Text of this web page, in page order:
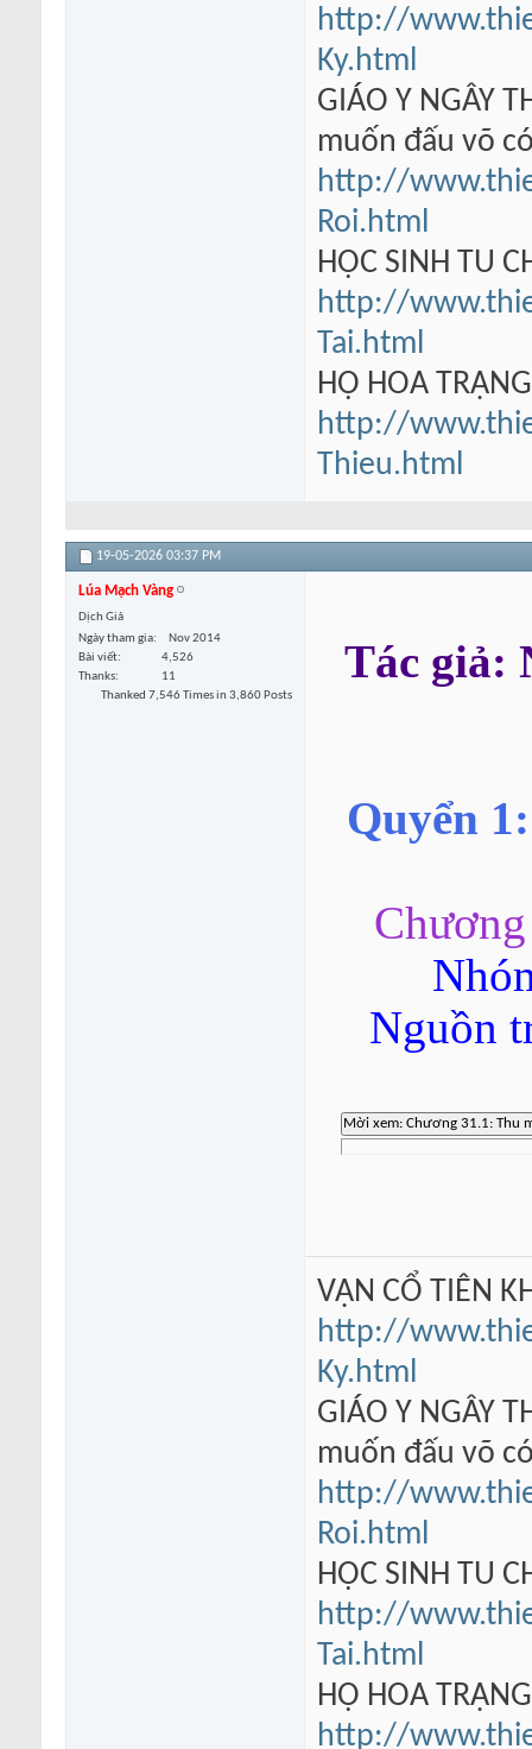
http://
Ky.html
GIÁO Y NGÂY
muốn đấu võ
http://
Roi.html
HỌC SINH TU
http://
Tai.html
HỘ HOA
http://
Thieu.html
19-05-2026 03:37 PM
Lúa Mạch Vàng
Dịch Giả
Ngày tham gia
Nov 2014
Bài viết
4,526
Thanks
11
Thanked 7,546 Times in 3,860 Posts
Tác giả:
Quyển
Nguồn
VẠN CỔ TIÊN
http://
Ky.html
GIÁO Y NGÂY
muốn đấu võ
http://
Roi.html
HỌC SINH TU
http://
Tai.html
HỘ HOA
http://